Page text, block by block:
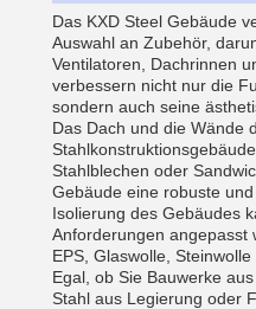
Das KXD Steel Gebäude
Auswahl an Zubehör,
Ventilatoren, Dachrinnen
verbessern nicht nur die
sondern auch seine
Das Dach und die Wände
Stahlblechen oder
Gebäude eine robuste
Isolierung des Gebäudes
Anforderungen angepasst
EPS, Glaswolle, Steinwolle
Egal, ob Sie Bauwerke
Stahl aus Legierung oder